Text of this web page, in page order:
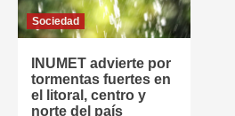
Sociedad
INUMET advierte por
tormentas fuertes en
el litoral, centro y
norte del país